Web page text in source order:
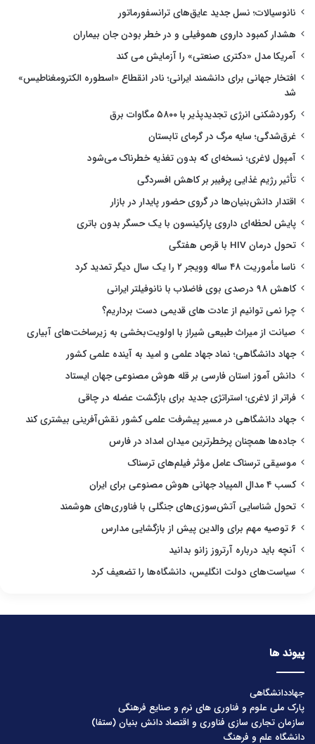
نانوسیالات؛ نسل جدید عایق‌های ترانسفورماتور
هشدار کمبود داروی هموفیلی و در خطر بودن جان بیماران
آمریکا مدل «دکتری صنعتی» را آزمایش می کند
افتخار جهانی برای دانشمند ایرانی؛ نادر انقطاع «اسطوره الکترومغناطیس»
شد
رکوردشکنی انرژی تجدیدپذیر با ۵۸۰۰ مگاوات برق
غرق‌شدگی؛ سایه مرگ در گرمای تابستان
آمپول لاغری؛ نسخه‌ای که بدون تغذیه خطرناک می‌شود
تأثیر رژیم غذایی پرفیبر بر کاهش افسردگی
اقتدار دانش‌بنیان‌ها در گروی حضور پایدار در بازار
پایش لحظه‌ای داروی پارکینسون با یک حسگر بدون باتری
تحول درمان HIV با قرص هفتگی
ناسا مأموریت ۴۸ ساله وویجر ۲ را یک سال دیگر تمدید کرد
کاهش ۹۸ درصدی بوی فاضلاب با نانوفیلتر ایرانی
چرا نمی توانیم از عادت های قدیمی دست برداریم؟
صیانت از میراث طبیعی شیراز با اولویت‌بخشی به زیرساخت‌های آبیاری
جهاد دانشگاهی؛ نماد جهاد علمی و امید به آینده علمی کشور
دانش آموز استان فارسی بر قله هوش مصنوعی جهان ایستاد
فراتر از لاغری؛ استراتژی جدید برای بازگشت عضله در چاقی
جهاد دانشگاهی در مسیر پیشرفت علمی کشور نقش‌آفرینی بیشتری کند
جاده‌ها همچنان پرخطرترین میدان امداد در فارس
موسیقی ترسناک عامل مؤثر فیلم‌های ترسناک
کسب ۴ مدال المپیاد جهانی هوش مصنوعی برای ایران
تحول شناسایی آتش‌سوزی‌های جنگلی با فناوری‌های هوشمند
۶ توصیه مهم برای والدین پیش از بازگشایی مدارس
آنچه باید درباره آرتروز زانو بدانید
سیاست‌های دولت انگلیس، دانشگاه‌ها را تضعیف کرد
پیوند ها
جهاددانشگاهی
پارک ملی علوم و فناوری های نرم و صنایع فرهنگی
سازمان تجاری سازی فناوری و اقتصاد دانش بنیان (ستفا)
دانشگاه علم و فرهنگ